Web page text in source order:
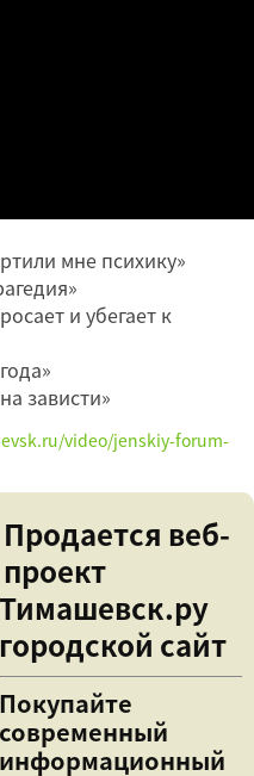
мне психику»
и убегает к
зависти»
video/jenskiy-forum-
Продается веб-
проект
Тимашевск.ру
городской сайт
Покупайте
современный
информационный